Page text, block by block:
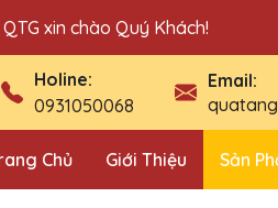
xin chào Quý Khách!
tại Hà Nội!
Holine:
0931050068
Email:
Chủ Giới Thiệu Sản